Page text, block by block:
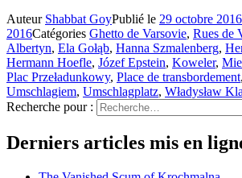
Auteur Shabbat GoyPublié le 29 octobre 2016
2016Catégories Ghetto de Varsovie, Rues de
Albertyn, Ela Gołąb, Hanna Szmalenberg,
Hermann Hoefle, Józef Epstein, Koweler,
Plac Przeładunkowy, Place de transbordement,
Umschlagiem, Umschlagplatz, Władysław
Recherche pour :
Derniers articles mis en